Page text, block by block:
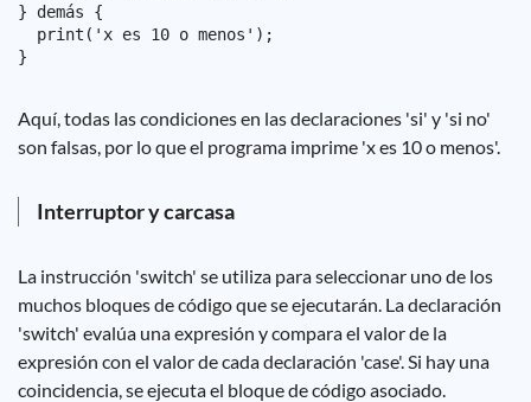
} demás {
  print('x es 10 o menos');
Aquí, todas las condiciones en las declaraciones 'si' y 'si no'
son falsas, por lo que el programa imprime 'x es 10 o menos'.
Interruptor y carcasa
La instrucción 'switch' se utiliza para seleccionar uno de los
muchos bloques de código que se ejecutarán. La declaración
'switch' evalúa una expresión y compara el valor de la
expresión con el valor de cada declaración 'case'. Si hay una
coincidencia, se ejecuta el bloque de código asociado.